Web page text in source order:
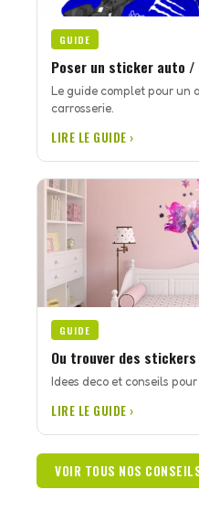
GUIDE
Poser un sticker auto /
Le guide complet pour un
carrosserie.
LIRE LE GUIDE ›
GUIDE
Ou trouver des stickers
Idees deco et conseils
LIRE LE GUIDE ›
VOIR TOUS NOS